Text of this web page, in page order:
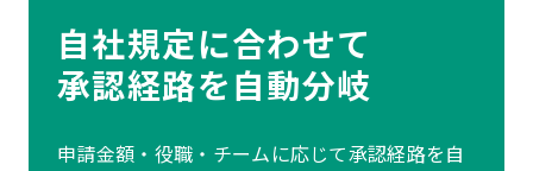
自社規定に合わせて
承認経路を自動分岐
申請金額・役職・チームに応じて承認経路を自